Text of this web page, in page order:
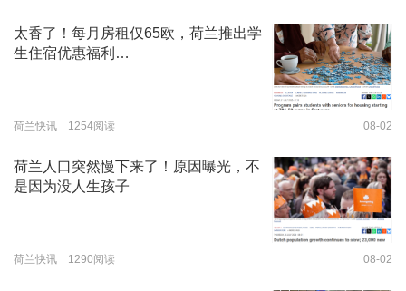
太香了！每月房租仅65欧，荷兰推出学
生住宿优惠福利…
荷兰快讯 1254阅读 08-02
荷兰人口突然慢下来了！原因曝光，不
是因为没人生孩子
荷兰快讯 1290阅读 08-02